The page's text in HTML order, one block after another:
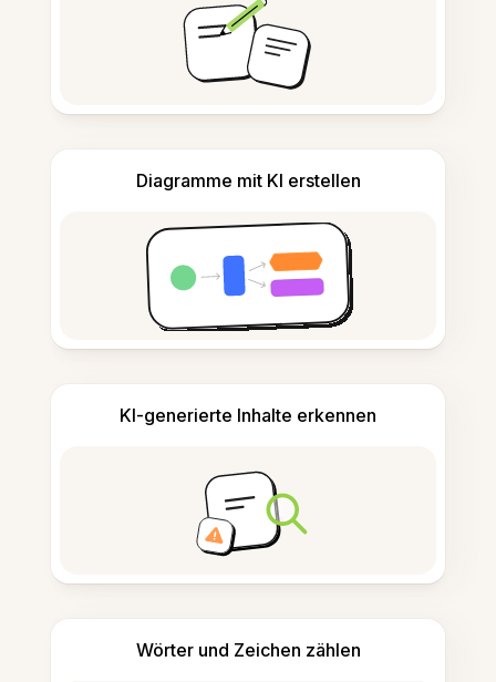
Diagramme mit KI erstellen
KI-generierte Inhalte erkennen
Wörter und Zeichen zählen